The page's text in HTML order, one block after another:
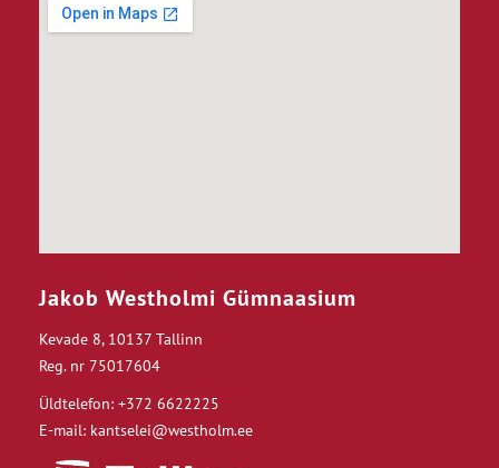
Jakob Westholmi Gümnaasium
Kevade 8, 10137 Tallinn
Reg. nr 75017604
Üldtelefon: +372 6622225
E-mail: kantselei@westholm.ee